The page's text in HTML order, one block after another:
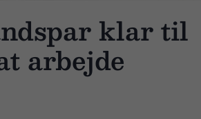
klar til
arbejde